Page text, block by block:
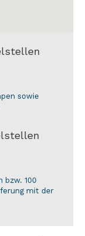
sowie
bzw. 100
mit der